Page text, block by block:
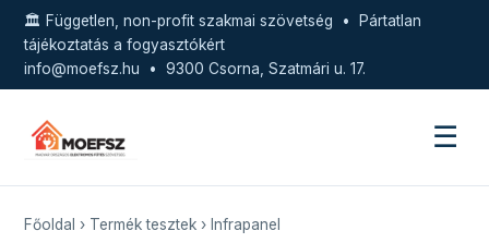
🏛️ Független, non-profit szakmai szövetség • Pártatlan
tájékoztatás a fogyasztókért
info@moefsz.hu • 9300 Csorna, Szatmári u. 17.
☰
Főoldal › Termék tesztek › Infrapanel